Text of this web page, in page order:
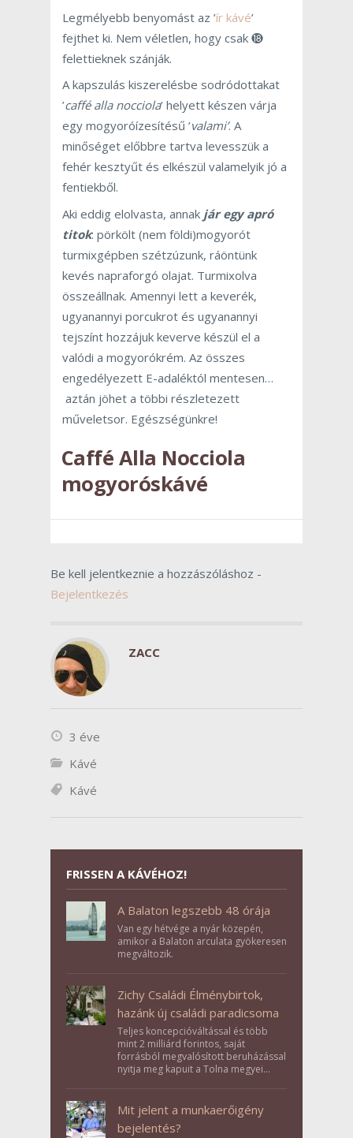
Legmélyebb benyomást az ’ír kávé’
fejthet ki. Nem véletlen, hogy csak ⓲
felettieknek szánják.
A kapszulás kiszerelésbe sodródottakat
’caffé alla nocciola’ helyett készen várja
egy mogyoróízesítésű ’valami’. A
minőséget előbbre tartva levesszük a
fehér kesztyűt és elkészül valamelyik jó a
fentiekből.
Aki eddig elolvasta, annak jár egy apró
titok: pörkölt (nem földi)mogyorót
turmixgépben szétzúzunk, ráöntünk
kevés napraforgó olajat. Turmixolva
összeállnak. Amennyi lett a keverék,
ugyanannyi porcukrot és ugyanannyi
tejszínt hozzájuk keverve készül el a
valódi a mogyorókrém. Az összes
engedélyezett E-adaléktól mentesen…
aztán jöhet a többi részletezett
műveletsor. Egészségünkre!
Caffé Alla Nocciola
mogyoróskávé
Be kell jelentkeznie a hozzászóláshoz -
Bejelentkezés
ZACC
3 éve
Kávé
Kávé
FRISSEN A KÁVÉHOZ!
A Balaton legszebb 48 órája
Van egy hétvége a nyár közepén,
amikor a Balaton arculata gyökeresen
megváltozik.
Zichy Családi Élménybirtok,
hazánk új családi paradicsoma
Teljes koncepcióváltással és több
mint 2 milliárd forintos, saját
forrásból megvalósított beruházással
nyitja meg kapuit a Tolna megyei
Mit jelent a munkaerőigény
bejelentés?